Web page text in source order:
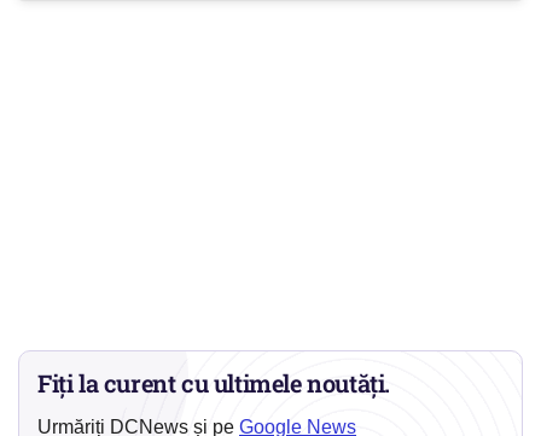
Fiți la curent cu ultimele noutăți.
Urmăriți DCNews și pe Google News